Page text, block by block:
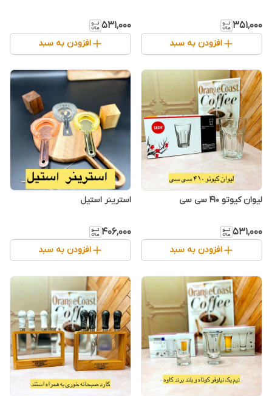
۳۵۱٬۰۰۰
افزودن به سبد
۵۳۱٬۰۰۰
افزودن به سبد
لیوان کیوتو ۴۱۰ سی سی
۵۳۱٬۰۰۰
افزودن به سبد
استرینر استیل
۴۰۶٬۰۰۰
افزودن به سبد